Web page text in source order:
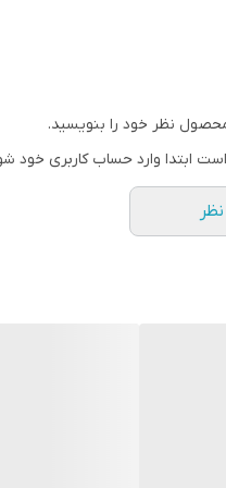
نظر خود را بنویسید.
است ابتدا وارد حساب کاربری خود